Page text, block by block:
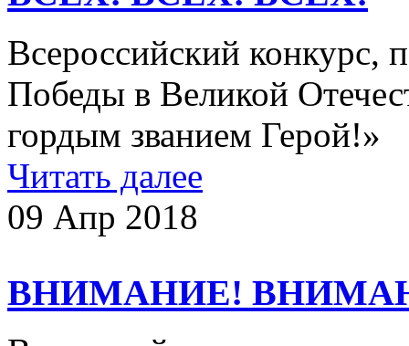
Всероссийский конкурс,
Победы в Великой
гордым званием Герой!»
Читать далее
09 Апр 2018
ВНИМАНИЕ!